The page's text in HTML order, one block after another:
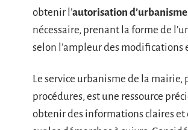
obtenir l’autorisation d’urbanisme
nécessaire, prenant la forme de
selon l’ampleur des modifications
Le service urbanisme de la mairie,
procédures, est une ressource
obtenir des informations claires